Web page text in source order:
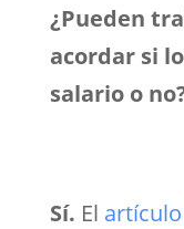
¿Pueden
acordar si
salario o
Sí. El